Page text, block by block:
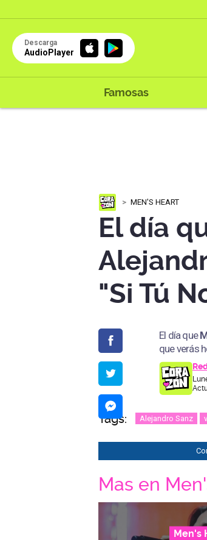
Descarga
AudioPlayer
Famosas
MEN'S HEART
El día
"Si Tú
El día que
que verás
Tags: Alejandro Sanz
Mas en
Men's